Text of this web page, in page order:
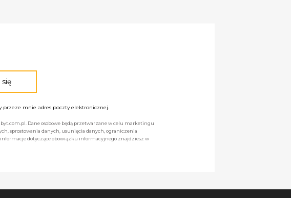
mnie adres poczty elektronicznej.
Dane osobowe będą przetwarzane w celu marketingu
sprostowania danych, usunięcia danych, ograniczenia
informacje dotyczące obowiązku informacyjnego znajdziesz w